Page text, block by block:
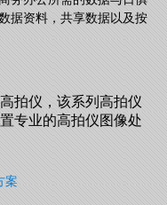
据资料，共享数据以及按
拍仪，该系列高拍仪
专业的高拍仪图像处
案